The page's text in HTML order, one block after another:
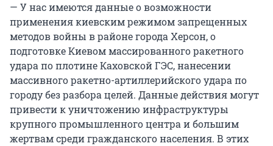
— У нас имеются данные о возможности
применения киевским режимом запрещенных
методов войны в районе города Херсон, о
подготовке Киевом массированного ракетного
удара по плотине Каховской ГЭС, нанесении
массивного ракетно-артиллерийского удара по
городу без разбора целей. Данные действия могут
привести к уничтожению инфраструктуры
крупного промышленного центра и большим
жертвам среди гражданского населения. В этих